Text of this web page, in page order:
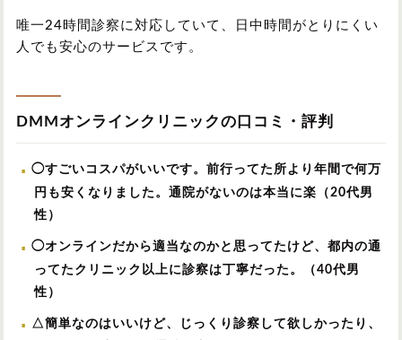
唯一24時間診察に対応していて、日中時間がとりにくい
人でも安心のサービスです。
DMMオンラインクリニックの口コミ・評判
◯すごいコスパがいいです。前行ってた所より年間で何万
円も安くなりました。通院がないのは本当に楽（20代男
性）
◯オンラインだから適当なのかと思ってたけど、都内の通
ってたクリニック以上に診察は丁寧だった。（40代男
性）
△簡単なのはいいけど、じっくり診察して欲しかったり、